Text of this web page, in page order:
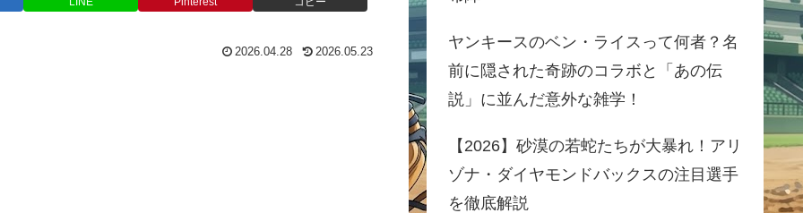
2026.04.28 2026.05.23
ヤンキースのベン・ライスって何者？名
前に隠された奇跡のコラボと「あの伝
説」に並んだ意外な雑学！
【2026】砂漠の若蛇たちが大暴れ！アリ
ゾナ・ダイヤモンドバックスの注目選手
を徹底解説